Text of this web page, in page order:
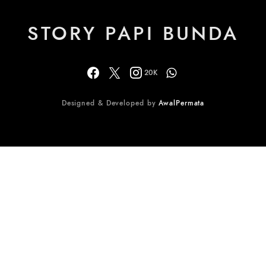
STORY PAPI BUNDA
20K
Designed & Developed byAwalPermata